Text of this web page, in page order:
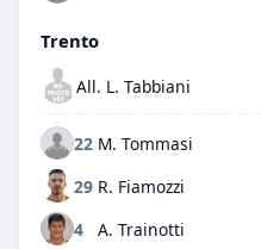
Trento
All. L. Tabbiani
22 M. Tommasi
29 R. Fiamozzi
4
A. Trainotti